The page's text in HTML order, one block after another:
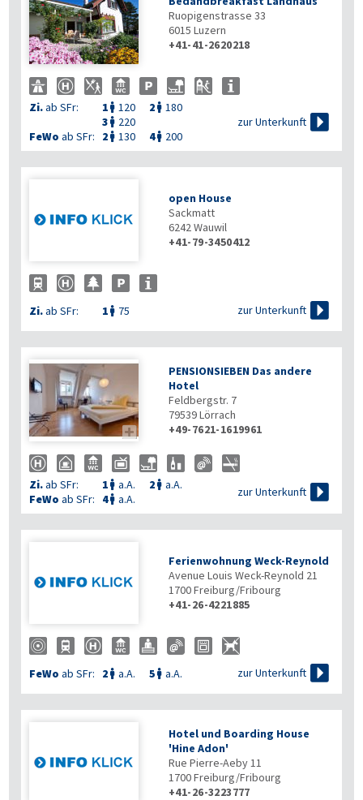
Ruopigenstrasse 33
6015 Luzern
+41-41-2620218
Zi.ab SFr: 1  120 2  180
3  220
FeWo ab SFr: 2  130 4 200
zur Unterkunft 
open House
Sackmatt
6242Wauwil
+41-79-3450412
Zi.ab SFr: 1  75 zur Unterkunft 

PENSIONSIEBEN Das andere
Hotel
Feldbergstr. 7
79539Lörrach
+49-7621-1619961
Zi.ab SFr: 1  a.A. 2  a.A.
FeWo ab SFr: 4 a.A.
zur Unterkunft 
Ferienwohnung Weck-Reynold
Avenue Louis Weck-Reynold 21
1700Freiburg/Fribourg
+41-26-4221885
FeWo ab SFr: 2  a.A. 5  a.A. zur Unterkunft 
Hotel und Boarding House
'Hine Adon'
Rue Pierre-Aeby 11
1700Freiburg/Fribourg
+41-26-3223777